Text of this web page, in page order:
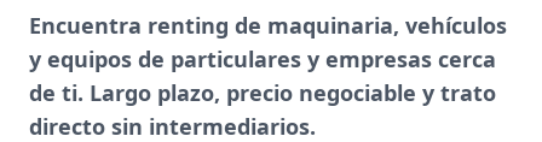
Encuentra renting de maquinaria, vehículos
y equipos de particulares y empresas cerca
de ti. Largo plazo, precio negociable y trato
directo sin intermediarios.